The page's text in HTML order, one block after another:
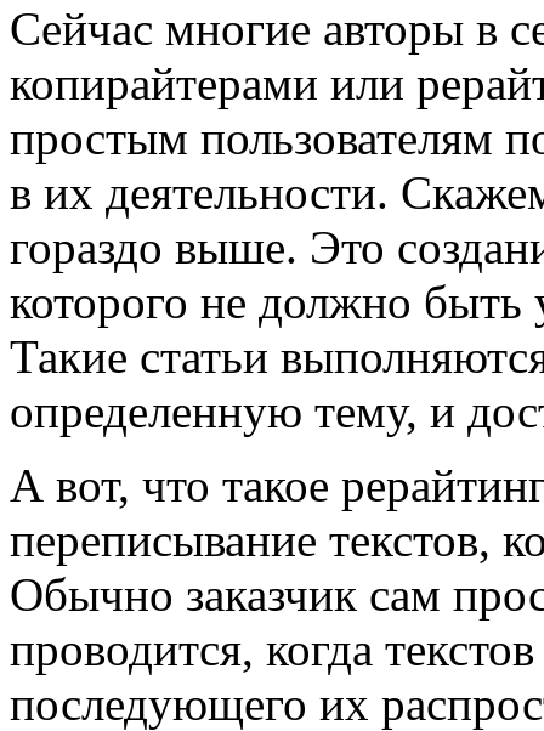
Сейчас многие авторы в
копирайтерами или
простым пользователям
в их деятельности.
гораздо выше. Это
которого не должно быть
Такие статьи
определенную тему, и
А вот, что такое
переписывание текстов,
Обычно заказчик сам
проводится, когда
последующего их